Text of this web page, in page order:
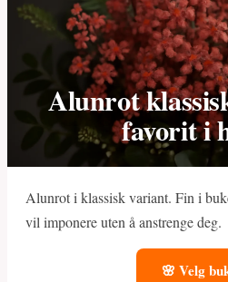
Alunrot
favorit i
Alunrot i klassisk variant. Fin i
vil imponere uten å anstrenge deg.
🌸 Velg